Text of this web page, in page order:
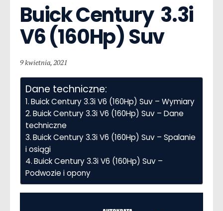
Buick Century  3.3i
V6 (160Hp) Suv
9 kwietnia, 2021
Dane techniczne:
Buick Century 3.3i V6 (160Hp) Suv – Wymiary
Buick Century 3.3i V6 (160Hp) Suv – Dane
techniczne
Buick Century 3.3i V6 (160Hp) Suv – Spalanie
i osiągi
Buick Century 3.3i V6 (160Hp) Suv –
Podwozie i opony